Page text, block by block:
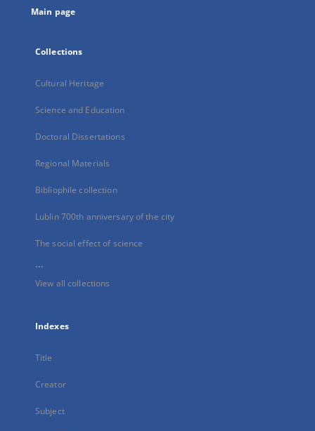
Main page
Collections
Cultural Heritage
Science and Education
Doctoral Dissertations
Regional Materials
Bibliophile collection
Lublin 700th anniversary of the city
The social effect of science
...
View all collections
Indexes
Title
Creator
Subject